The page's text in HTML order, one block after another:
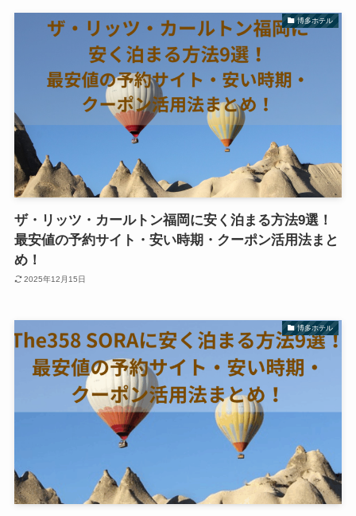
博多ホテル
ザ・リッツ・カールトン福岡に安く泊まる方法9選！
最安値の予約サイト・安い時期・クーポン活用法まと
め！
2025年12月15日
博多ホテル